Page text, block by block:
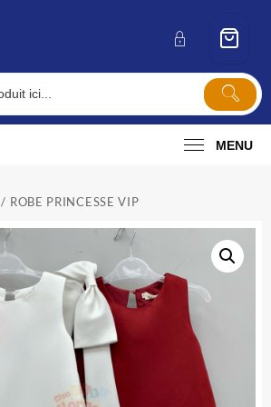
MENU
/ ROBE PRINCESSE VIP